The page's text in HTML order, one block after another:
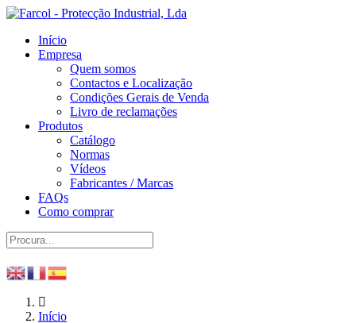
Início
Empresa
Quem somos
Contactos e Localização
Condições Gerais de Venda
Livro de reclamações
Produtos
Catálogo
Normas
Vídeos
Fabricantes / Marcas
FAQs
Como comprar
Início